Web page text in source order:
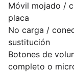
Móvil mojado /
placa
No carga /
sustitución
Botones de
completo o